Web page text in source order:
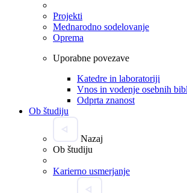
Projekti
Mednarodno sodelovanje
Oprema
Uporabne povezave
Katedre in laboratoriji
Vnos in vodenje osebnih
Odprta znanost
Ob študiju
Nazaj
Ob študiju
Karierno usmerjanje